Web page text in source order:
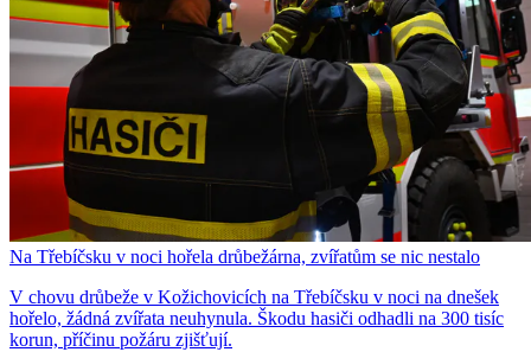
Na Třebíčsku v noci hořela drůbežárna, zvířatům se nic nestalo
V chovu drůbeže v Kožichovicích na Třebíčsku v noci na dnešek
hořelo, žádná zvířata neuhynula. Škodu hasiči odhadli na 300 tisíc
korun, příčinu požáru zjišťují.